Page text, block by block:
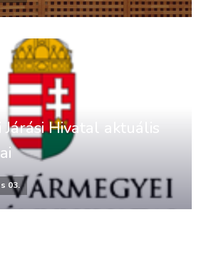
Járási Hivatal aktuális
03.